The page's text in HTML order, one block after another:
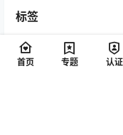
标签
Byoru LRXX Natsuko
yiko湿润兔
yuuhui玉汇
首页 专题 认证